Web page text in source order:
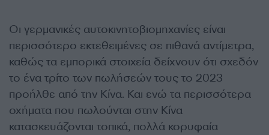
Οι γερμανικές αυτοκινητοβιομηχανίες είναι
περισσότερο εκτεθειμένες σε πιθανά αντίμετρα,
καθώς τα εμπορικά στοιχεία δείχνουν ότι σχεδόν
το ένα τρίτο των πωλήσεών τους το 2023
προήλθε από την Κίνα. Και ενώ τα περισσότερα
οχήματα που πωλούνται στην Κίνα
κατασκευάζονται τοπικά, πολλά κορυφαία